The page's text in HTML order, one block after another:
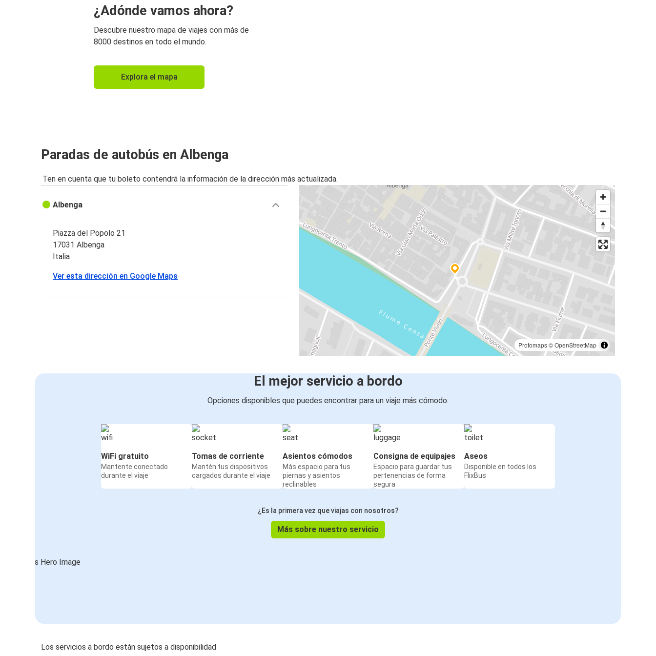
¿Adónde vamos ahora?
Descubre nuestro mapa de viajes con más de
8000 destinos en todo el mundo.
Explora el mapa
Paradas de autobús en Albenga
Ten en cuenta que tu boleto contendrá la información de la dirección más actualizada.
Protomaps©OpenStreetMap
Albenga
Piazza del Popolo 21
17031 Albenga
Italia
Ver esta dirección en Google Maps
El mejor servicio a bordo
Opciones disponibles que puedes encontrar para un viaje más cómodo:
WiFi gratuito
Mantente conectado
durante el viaje
Tomas de corriente
Mantén tus dispositivos
cargados durante el viaje
Asientos cómodos
Más espacio para tus
piernas y asientos
reclinables
Consigna de equipajes
Espacio para guardar tus
pertenencias de forma
segura
Aseos
Disponible en todos los
FlixBus
¿Es la primera vez que viajas con nosotros?
Más sobre nuestro servicio
Los servicios a bordo están sujetos a disponibilidad